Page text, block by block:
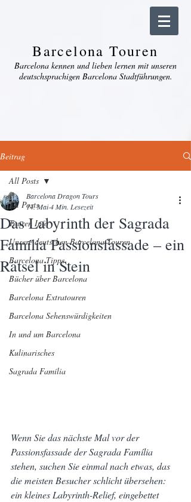
Barcelona Touren
Barcelona kennen und lieben lernen mit unseren
deutschsprachigen Barcelona Stadtführungen.
Beitrag
All Posts
Touren Info
Unsere deutschen Barcelona Touren
Barcelona Tipps
Bücher über Barcelona
Barcelona Extratouren
Barcelona Sehenswürdigkeiten
In und um Barcelona
Kulinarisches
Sagrada Família
All Posts
Das Labyrinth der Sagrada
Família Passionsfassade – ein
Rätsel in Stein
Barcelona Dragon Tours
14. Mai4 Min. Lesezeit
Wenn Sie das nächste Mal vor der
Passionsfassade der Sagrada Família
stehen, suchen Sie einmal nach etwas, das
die meisten Besucher schlicht übersehen:
ein kleines Labyrinth-Relief, eingebettet